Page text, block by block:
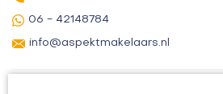
06 - 42148784
info@aspektmakelaars.nl